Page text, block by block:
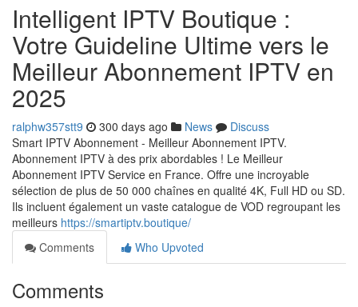
Intelligent IPTV Boutique :
Votre Guideline Ultime vers le
Meilleur Abonnement IPTV en
2025
ralphw357stt9 300 days ago News
Discuss
Smart IPTV Abonnement - Meilleur Abonnement IPTV.
Abonnement IPTV à des prix abordables ! Le Meilleur
Abonnement IPTV Service en France. Offre une incroyable
sélection de plus de 50 000 chaînes en qualité 4K, Full HD ou SD.
Ils incluent également un vaste catalogue de VOD regroupant les
meilleurs https://smartiptv.boutique/
Comments
Who Upvoted
Comments